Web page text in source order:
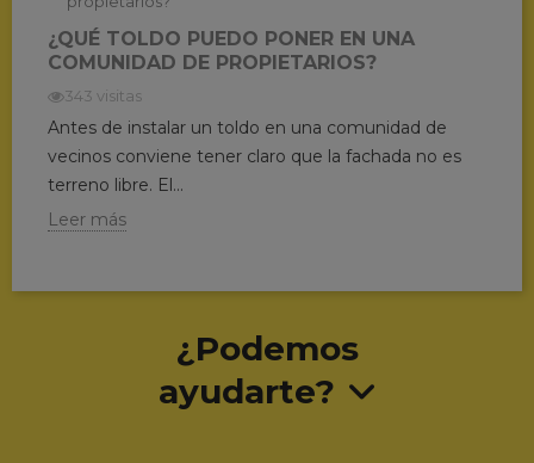
¿QUÉ TOLDO PUEDO PONER EN UNA
COMUNIDAD DE PROPIETARIOS?
343 visitas
Antes de instalar un toldo en una comunidad de
vecinos conviene tener claro que la fachada no es
terreno libre. El...
Leer más
¿Podemos
ayudarte?